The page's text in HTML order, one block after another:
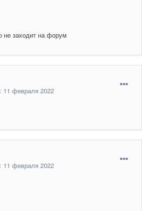
не заходит на форум
11 февраля 2022
11 февраля 2022